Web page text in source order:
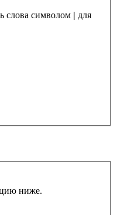
слова символом | для
ниже.